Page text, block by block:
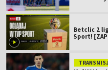
Betclic 2
Sport!